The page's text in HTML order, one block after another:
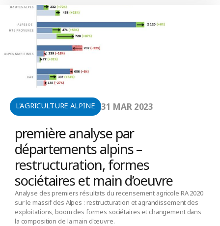
L'AGRICULTURE ALPINE 31 MAR 2023
première analyse par
départements alpins –
restructuration, formes
sociétaires et main d’oeuvre
Analyse des premiers résultats du recensement agricole RA 2020
sur le massif des Alpes : restructuration et agrandissement des
exploitations, boom des formes sociétaires et changement dans
la composition de la main d'œuvre.